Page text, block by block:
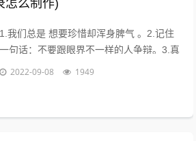
怎么制作)
1.我们总是 想要珍惜却浑身脾气 。2.记住
一句话：不要跟眼界不一样的人争辩。3.真
的不用时刻替别人着想，不是每个人都能把
2022-09-08 1949